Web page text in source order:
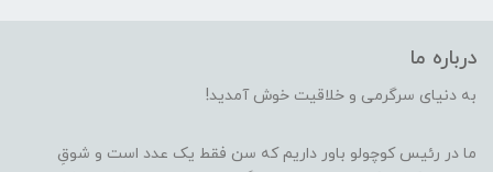
درباره ما
به دنیای سرگرمی و خلاقیت خوش آمدید!
ما در رئیس کوچولو باور داریم که سن فقط یک عدد است و شوقِ